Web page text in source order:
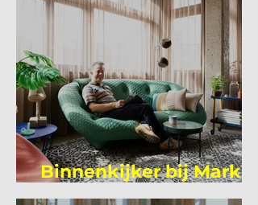
Binnenkijker bij Mark
Mutsaers